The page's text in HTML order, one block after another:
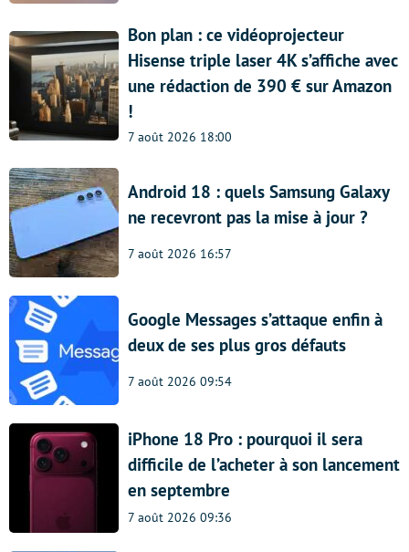
Bon plan : ce vidéoprojecteur
Hisense triple laser 4K s’affiche avec
une rédaction de 390 € sur Amazon
!
7 août 2026 18:00
Android 18 : quels Samsung Galaxy
ne recevront pas la mise à jour ?
7 août 2026 16:57
Google Messages s’attaque enfin à
deux de ses plus gros défauts
7 août 2026 09:54
iPhone 18 Pro : pourquoi il sera
difficile de l’acheter à son lancement
en septembre
7 août 2026 09:36